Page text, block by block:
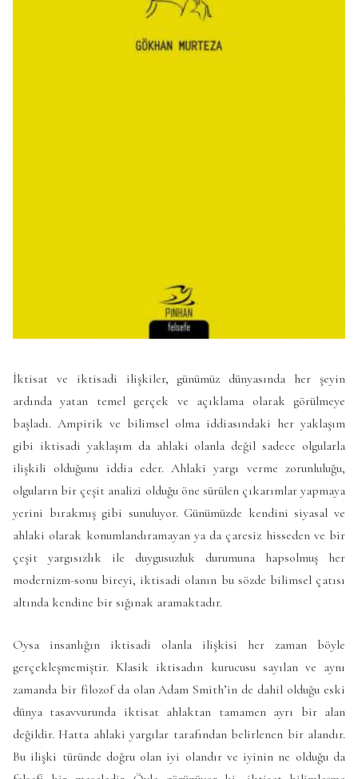
İktisat ve iktisadi ilişkiler, günümüz dünyasında her şeyin
ardında yatan temel gerçek ve açıklama olarak görülmeye
başladı. Ampirik ve bilimsel olma iddiasındaki her yaklaşım
gibi iktisadi yaklaşım da ahlaki olanla değil sadece olgularla
ilişkili olduğunu iddia eder. Ahlaki yargı verme zorunluluğu,
olguların bir çeşit analizi olduğu öne sürülen çıkarımlar yapmaya
yerini bırakmış gibi sunuluyor. Günümüzde kendini siyasal ve
ahlaki olarak konumlandıramayan ya da çaresiz hisseden ve bir
çeşit yargısızlık ile duygusuzluk durumuna hapsolmuş her
modernizm-sonu bireyi, iktisadi olanın bu sözde bilimsel çatısı
altında kendine bir sığınak aramaktadır.
Oysa insanlığın iktisadi olanla ilişkisi her zaman böyle
gerçekleşmemiştir. Klasik iktisadın kurucusu sayılan ve aynı
zamanda bir filozof da olan Adam Smith’in de dahil olduğu eski
dünya tasavvurunda iktisat ahlaktan tamamen ayrı bir alan
değildir. Hatta ahlaki yargılar tarafından belirlenen bir alandır.
Bu ilişki türünde doğru olan iyi olandır ve iyinin ne olduğu da